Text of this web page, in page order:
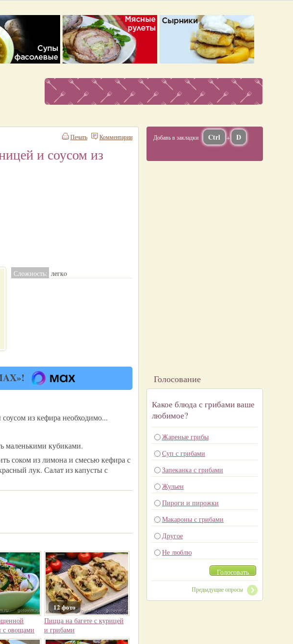
Комментарии
Печать
и соусом из
Сложность: легкo
из кефира необходимо...
маленькими кубиками.
соком из лимона и смесью кефира с
лук. Салат из капусты с
с овощами
12 фото
Пицца на багете с курицей
и грибами
Добавь в закладки Ctrl + D
Голосование
Какое блюда с грибами ваше
любимое?
Жареные грибы
Суп с грибами
Запеканка с грибами
Жульен
Пироги и пирожки
Макароны с грибами
Другое
Не люблю
Голосовать
Предыдущие опросы